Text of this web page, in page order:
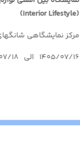
(Interior Lifestyle)
مرکز نمایشگاهی
1405/07/16 الی 1405/07/18